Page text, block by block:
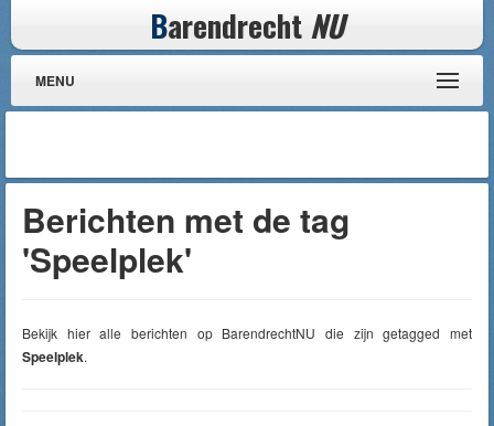
Barendrecht NU
MENU
Berichten met de tag
'Speelplek'
Bekijk hier alle berichten op BarendrechtNU die zijn getagged met
Speelplek.